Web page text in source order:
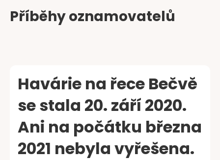
Příběhy oznamovatelů
Havárie na řece Bečvě
se stala 20. září 2020.
Ani na počátku března
2021 nebyla vyřešena.